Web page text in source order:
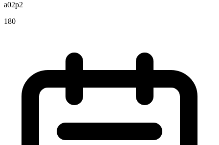
a02p2
180